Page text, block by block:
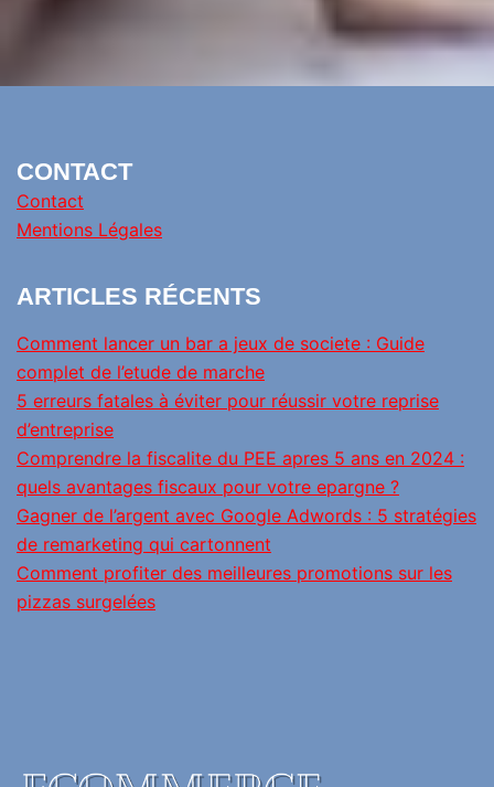
CONTACT
Contact
Mentions Légales
ARTICLES RÉCENTS
Comment lancer un bar a jeux de societe : Guide
complet de l’etude de marche
5 erreurs fatales à éviter pour réussir votre reprise
d’entreprise
Comprendre la fiscalite du PEE apres 5 ans en 2024 :
quels avantages fiscaux pour votre epargne ?
Gagner de l’argent avec Google Adwords : 5 stratégies
de remarketing qui cartonnent
Comment profiter des meilleures promotions sur les
pizzas surgelées